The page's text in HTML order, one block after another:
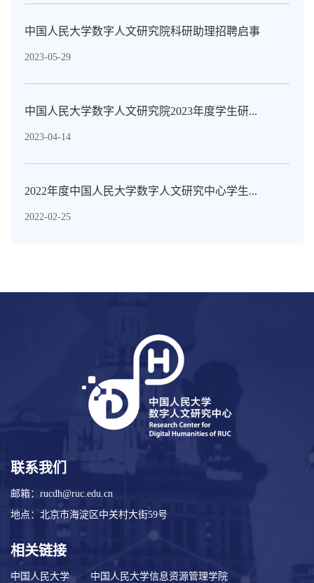
中国人民大学数字人文研究院科研助理招聘启事
2023-05-29
中国人民大学数字人文研究院2023年度学生研...
2023-04-14
2022年度中国人民大学数字人文研究中心学生...
2022-02-25
联系我们
邮箱：rucdh@ruc.edu.cn
地点：北京市海淀区中关村大街59号
相关链接
中国人民大学 中国人民大学信息资源管理学院